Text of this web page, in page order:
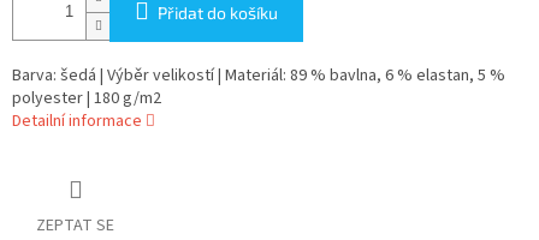
Přidat do košíku
Barva: šedá | Výběr velikostí | Materiál: 89 % bavlna, 6 % elastan, 5 %
polyester | 180 g/m2
Detailní informace
ZEPTAT SE